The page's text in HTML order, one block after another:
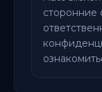
сторонние